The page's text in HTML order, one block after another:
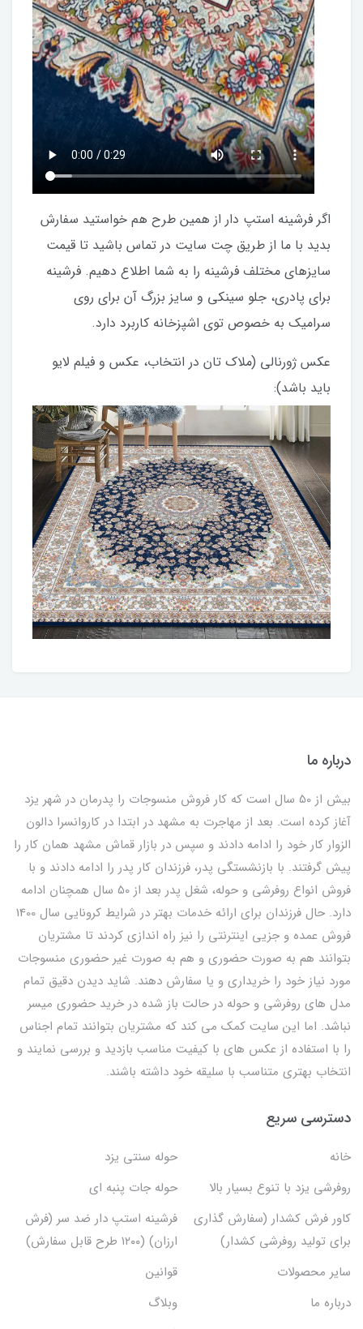
اگر فرشینه استپ دار از همین طرح هم خواستید سفارش
بدید با ما از طریق چت سایت در تماس باشید تا قیمت
سایزهای مختلف فرشینه را به شما اطلاع دهیم. فرشینه
برای پادری، جلو سینکی و سایز بزرگ آن برای روی
سرامیک به خصوص توی اشپزخانه کاربرد دارد.
عکس ژورنالی (ملاک تان در انتخاب، عکس و فیلم لایو
باید باشد):
درباره ما
بیش از 50 سال است که کار فروش منسوجات را پدرمان در شهر یزد
آغاز کرده است. بعد از مهاجرت به مشهد در ابتدا در کاروانسرا دالون
الزوار کار خود را ادامه دادند و سپس در بازار قماش مشهد همان کار را
پیش گرفتند. با بازنشستگی پدر، فرزندان کار پدر را ادامه دادند و با
فروش انواع روفرشی و حوله، شغل پدر بعد از 50 سال همچنان ادامه
دارد. حال فرزندان برای ارائه خدمات بهتر در شرایط کرونایی سال 1400
فروش عمده و جزیی اینترنتی را نیز راه اندازی کردند تا مشتریان
بتوانند هم به صورت حضوری و هم به صورت غیر حضوری منسوجات
مورد نیاز خود را خریداری و یا سفارش دهند. شاید دیدن دقیق تمام
مدل های روفرشی و حوله در حالت باز شده در خرید حضوری میسر
نباشد. اما این سایت کمک می کند که مشتریان بتوانند تمام اجناس
را با استفاده از عکس های با کیفیت مناسب بازدید و بررسی نمایند و
انتخاب بهتری متناسب با سلیقه خود داشته باشند.
دسترسی سریع
خانه
حوله سنتی یزد
روفرشی یزد با تنوع بسیار بالا
حوله جات پنبه ای
کاور فرش کشدار (سفارش گذاری
برای تولید روفرشی کشدار)
فرشینه استپ دار ضد سر (فرش
ارزان) (۱۲۰۰ طرح قابل سفارش)
سایر محصولات
قوانین
درباره ما
وبلاگ